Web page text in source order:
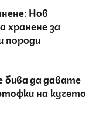
Нов
хранене за
породи
да давате
на кучето